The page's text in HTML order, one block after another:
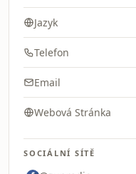
Jazyk
Telefon
Email
Webová Stránka
SOCIÁLNÍ SÍTĚ